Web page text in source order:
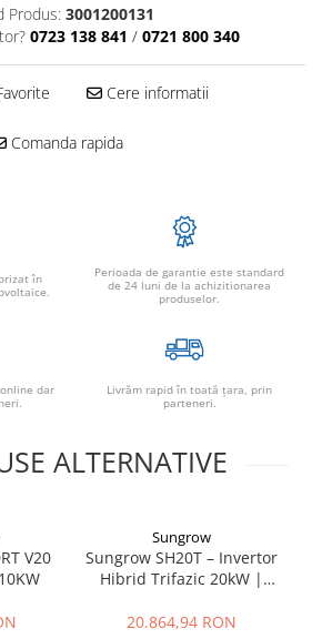
Produs: 3001200131
0723 138 841 / 0721 800 340
Cere informatii
Comanda rapida
în
Perioada de garantie este standard
de 24 luni de la achizitionarea
produselor.
dar
Livrăm rapid în toată țara, prin
parteneri.
ALTERNATIVE
V20
Sungrow
Sungrow SH20T – Invertor
Hibrid Trifazic 20kW |
20.864,94 RON